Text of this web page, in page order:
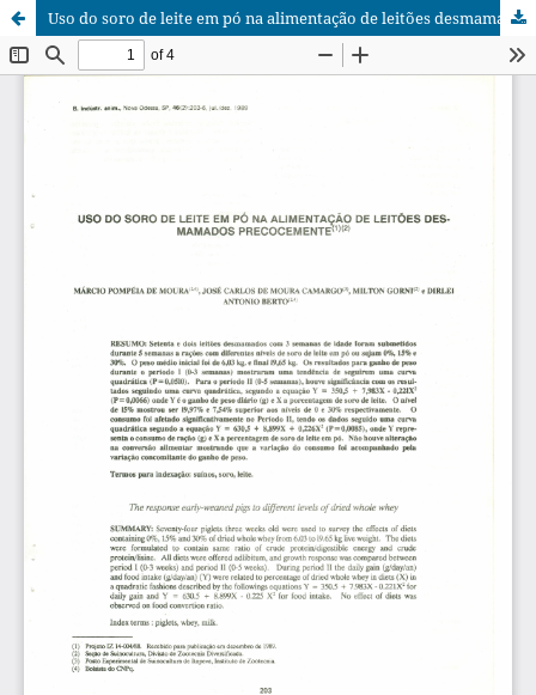
Uso do soro de leite em pó na alimentação de leitões desmamados precocemente